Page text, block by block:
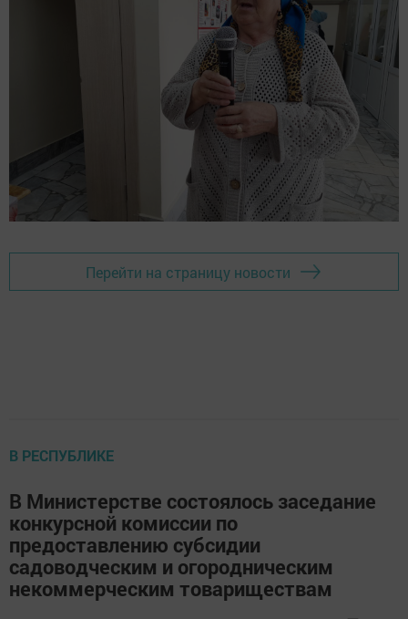
Перейти на страницу новости
В РЕСПУБЛИКЕ
В Министерстве состоялось заседание
конкурсной комиссии по
предоставлению субсидии
садоводческим и огородническим
некоммерческим товариществам